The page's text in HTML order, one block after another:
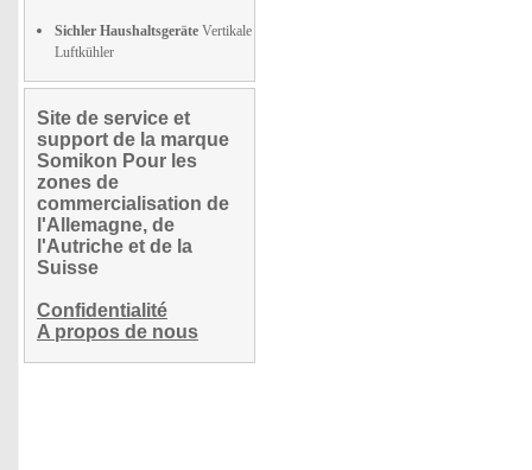
Sichler Haushaltsgeräte Vertikale
Luftkühler
Site de service et
support de la marque
Somikon Pour les
zones de
commercialisation de
l'Allemagne, de
l'Autriche et de la
Suisse
Confidentialité
A propos de nous